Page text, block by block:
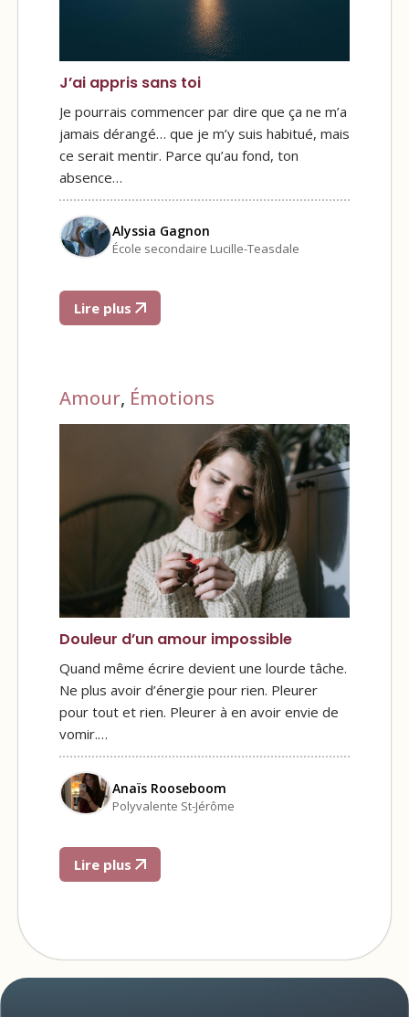
J’ai appris sans toi
Je pourrais commencer par dire que ça ne m’a
jamais dérangé… que je m’y suis habitué, mais
ce serait mentir. Parce qu’au fond, ton
absence…
Alyssia Gagnon
École secondaire Lucille-Teasdale
Lire plus
Amour, Émotions
Douleur d’un amour impossible
Quand même écrire devient une lourde tâche.
Ne plus avoir d’énergie pour rien. Pleurer
pour tout et rien. Pleurer à en avoir envie de
vomir.…
Anaïs Rooseboom
Polyvalente St-Jérôme
Lire plus